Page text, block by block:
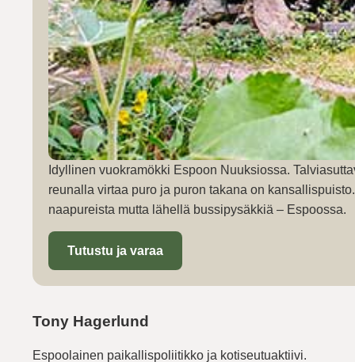
Idyllinen vuokramökki Espoon Nuuksiossa.
reunalla virtaa puro ja puron takana on
naapureista mutta lähellä bussipysäkkiä – Espoossa.
Tutustu ja varaa
Tony Hagerlund
Espoolainen paikallispoliitikko ja kotiseutuaktiivi.